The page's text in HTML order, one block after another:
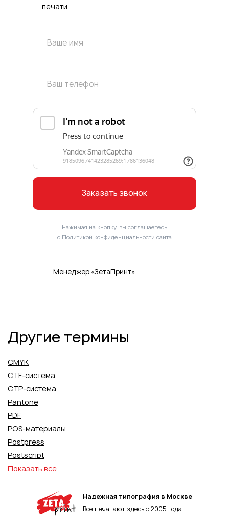
Менеджер «ЗетаПринт»
печати
Заказать звонок
Нажимая на кнопку, вы соглашаетесь
с Политикой конфиденциальности сайта
Другие термины
CMYK
CTF-система
CTP-система
Pantone
PDF
POS-материалы
Postpress
Postscript
Показать все
Надежная типография в Москве
Все печатают здесь с 2005 года